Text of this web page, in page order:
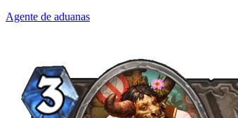
Agente de aduanas